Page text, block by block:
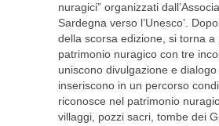
nuragici” organizzati
Sardegna verso l’Unesco’.
della scorsa edizione, si torna a
patrimonio nuragico con tre
uniscono divulgazione e dialogo
inseriscono in un percorso
riconosce nel patrimonio
villaggi, pozzi sacri, tombe dei